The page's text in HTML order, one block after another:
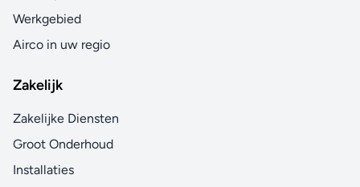
Werkgebied
Airco in uw regio
Zakelijk
Zakelijke Diensten
Groot Onderhoud
Installaties